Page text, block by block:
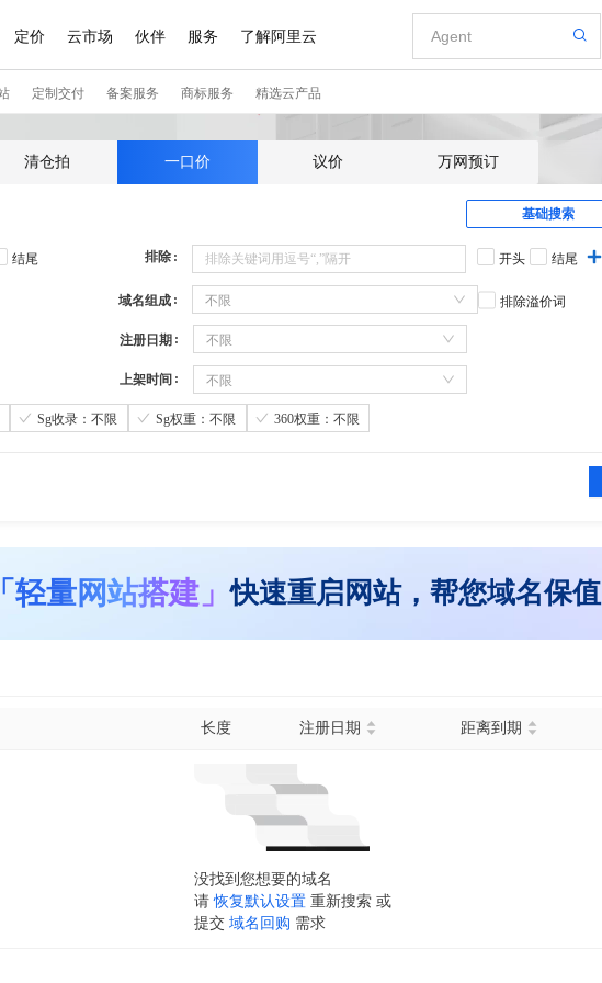
清仓拍 一口价 议价 万网预订
基础搜索
结尾 排除 开头 结尾
域名组成 不限 排除溢价词
注册日期 不限
上架时间 不限
Sg收录：不限 Sg权重：不限 360权重：不限
「轻量网站搭建」快速重启网站，帮您域名保值
长度 注册日期 距离到期
没找到您想要的域名
请 恢复默认设置 重新搜索 或
提交 域名回购 需求